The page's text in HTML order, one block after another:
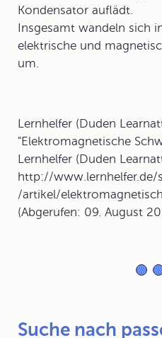
Kondensator auflädt.
Insgesamt wandeln sich
elektrische und
um.
Lernhelfer (Duden
"Elektromagnetische
Lernhelfer (Duden
http://www.lernhelfer.de/
/artikel/
(Abgerufen: 09. August
Suche nach